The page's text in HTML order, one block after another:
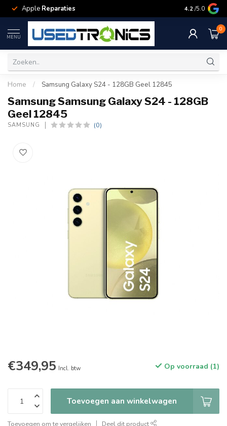
Apple Reparaties Samsung
4.2 /5.0
MENU
0
Home / Samsung Galaxy S24 - 128GB Geel 12845
Samsung Samsung Galaxy S24 - 128GB
Geel 12845
SAMSUNG (0)
€349,95 Incl. btw Op voorraad (1)
Toevoegen aan winkelwagen
Toevoegen om te vergelijken Deel dit product